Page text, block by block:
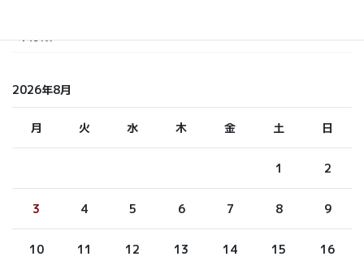
2026年8月
月 火 水 木 金 土 日
1 2
3 4 5 6 7 8 9
10 11 12 13 14 15 16